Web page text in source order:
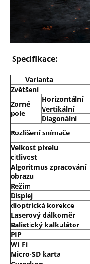
Specifikace:
Varianta
Zvětšení
Zorné
pole
Horizontální
Vertikální
Diagonální
Rozlišení snímače
Velkost pixelu
citlivost
Algoritmus zpracování
obrazu
Režim
Displej
dioptrická korekce
Laserový dálkoměr
Balistický kalkulátor
PIP
Wi-Fi
Micro-SD karta